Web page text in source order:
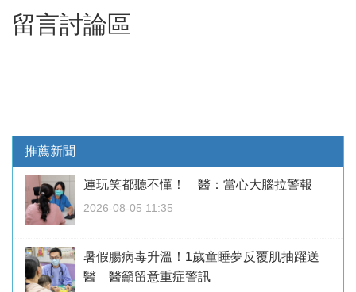
留言討論區
推薦新聞
連玩笑都聽不懂！ 醫：當心大腦拉警報
2026-08-05 11:35
暑假腸病毒升溫！1歲童睡夢反覆肌抽躍送
醫 醫籲留意重症警訊